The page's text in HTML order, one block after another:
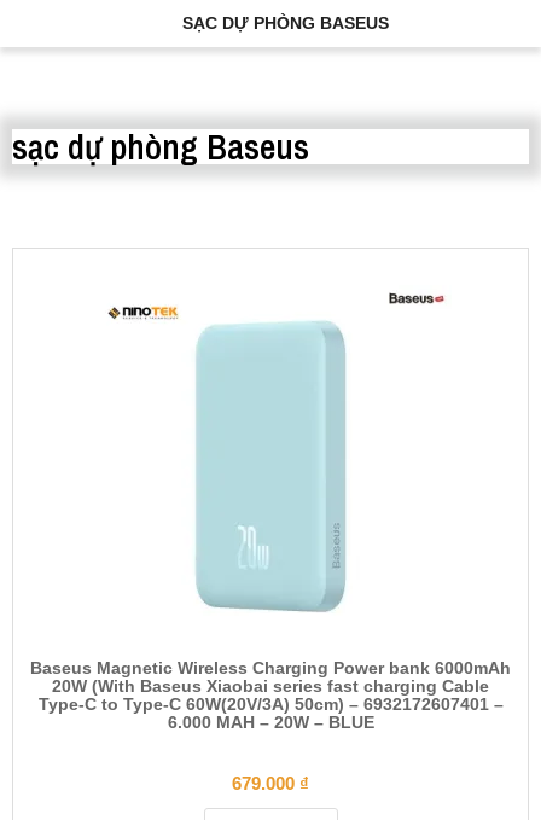
SẠC DỰ PHÒNG BASEUS
sạc dự phòng Baseus
Baseus Magnetic Wireless Charging Power bank 6000mAh
20W (With Baseus Xiaobai series fast charging Cable
Type-C to Type-C 60W(20V/3A) 50cm) – 6932172607401 –
6.000 MAH – 20W – BLUE
679.000 ₫